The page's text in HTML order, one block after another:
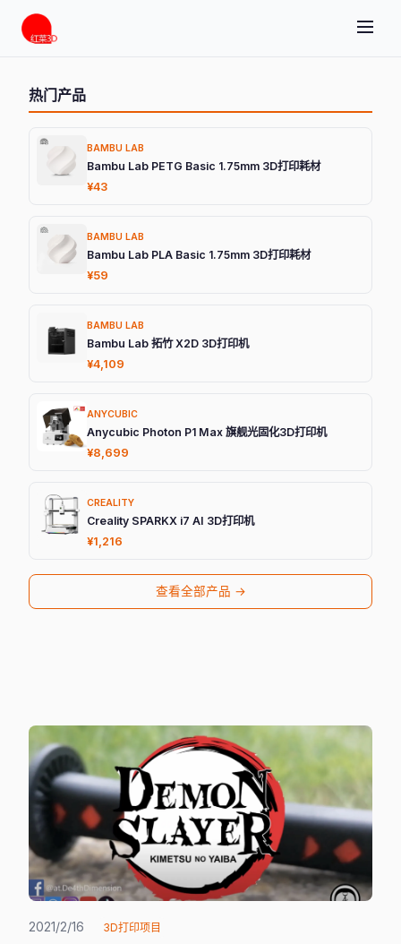
2021/2/16 3D打印项目
热门产品
BAMBU LAB
Bambu Lab PETG Basic 1.75mm 3D打印耗材
¥43
BAMBU LAB
Bambu Lab PLA Basic 1.75mm 3D打印耗材
¥59
BAMBU LAB
Bambu Lab 拓竹 X2D 3D打印机
¥4,109
ANYCUBIC
Anycubic Photon P1 Max 旗舰光固化3D打印机
¥8,699
CREALITY
Creality SPARKX i7 AI 3D打印机
¥1,216
查看全部产品 →